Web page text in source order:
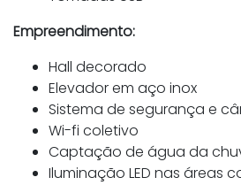
Empreendimento:
Hall decorado
Elevador em aço inox
Sistema de segurança e
Wi-fi coletivo
Captação de água da
Iluminação LED nas áreas